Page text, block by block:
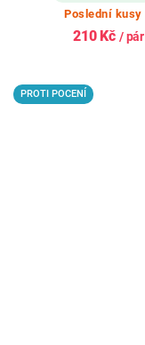
Poslední kusy
210 Kč / pár
PROTI POCENÍ